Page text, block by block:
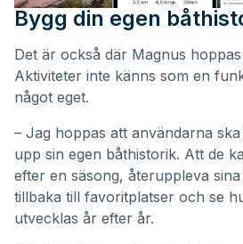
Bygg din egen
Det är också där Magnus
Aktiviteter inte känns som en
något eget.
– Jag hoppas att användarna
upp sin egen båthistorik. Att de
efter en säsong, återuppleva
tillbaka till favoritplatser och se
utvecklas år efter år.